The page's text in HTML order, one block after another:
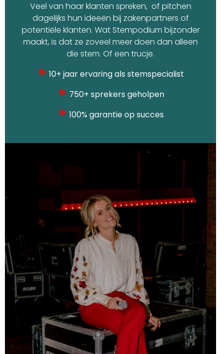
Veel van haar klanten spreken, of pitchen
dagelijks hun ideeën bij zakenpartners of
potentiële klanten. Wat Stempodium bijzonder
maakt, is dat ze zoveel meer doen dan alleen
die stem. Of een trucje.
10+ jaar ervaring als stemspecialist
750+ sprekers geholpen
100% garantie op succes